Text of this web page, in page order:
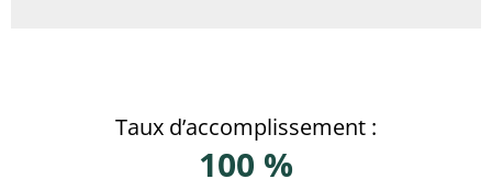
Taux d’accomplissement :
100 %